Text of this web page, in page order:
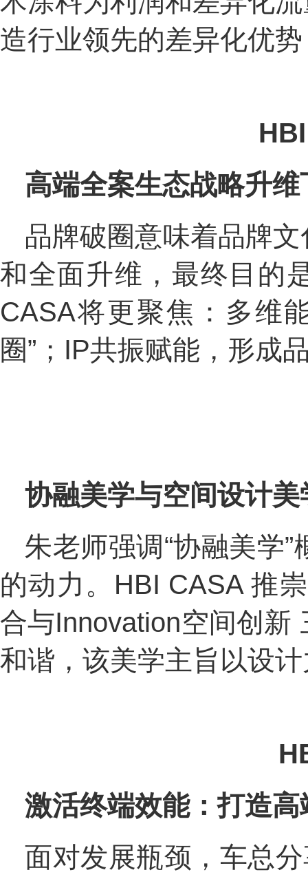
造行业领先的差异化优
高端全案生态战略升
品牌破圈意味着品牌
和全面升维，最终目的
CASA将更聚焦：多维
圈”；IP共振赋能，形成
协融美学与空间设计
朱老师强调“协融美学
的动力。HBI CASA 推
合与Innovation空间创新
和谐，该美学主旨以设
激活终端效能：打造
面对发展瓶颈，车总